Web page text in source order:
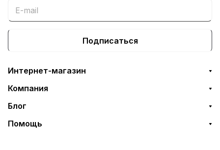
Подписаться
Интернет-магазин
Компания
Блог
Помощь